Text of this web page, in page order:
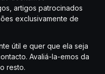
artigos patrocinados
exclusivamente de
útil e quer que ela seja
Avaliá-la-emos da
resto.